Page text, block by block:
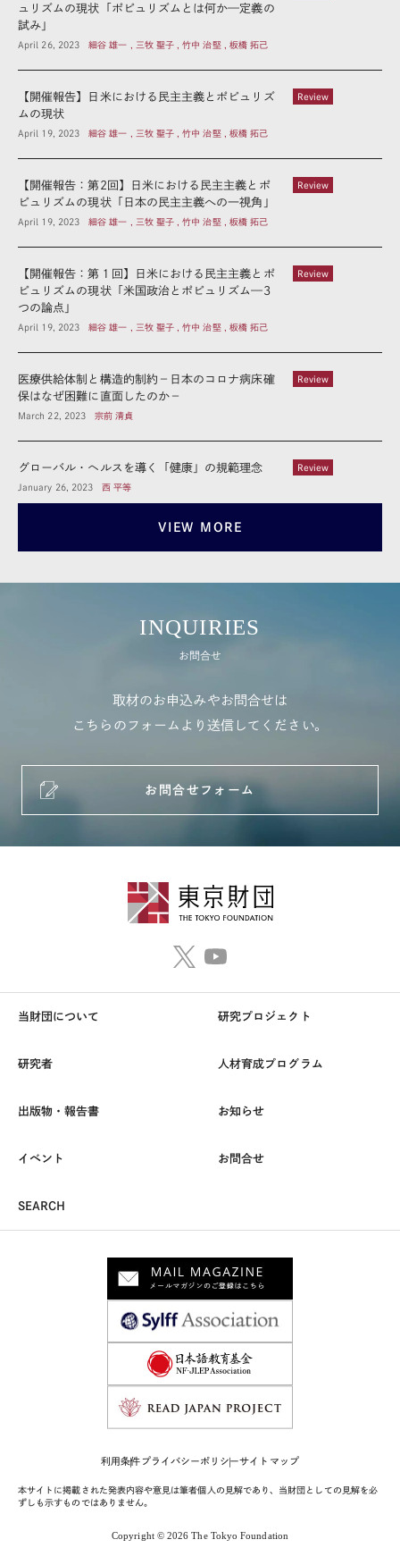
ュリズムの現状「ポピュリズムとは何か—定義の
試み」
April 26, 2023 細谷 雄一 , 三牧 聖子 , 竹中 治堅 , 板橋 拓己
Review
【開催報告】日米における民主主義とポピュリズ
ムの現状
April 19, 2023 細谷 雄一 , 三牧 聖子 , 竹中 治堅 , 板橋 拓己
Review
【開催報告：第2回】日米における民主主義とポ
ピュリズムの現状「日本の民主主義への一視角」
April 19, 2023 細谷 雄一 , 三牧 聖子 , 竹中 治堅 , 板橋 拓己
Review
【開催報告：第１回】日米における民主主義とポ
ピュリズムの現状「米国政治とポピュリズム—3
つの論点」
April 19, 2023 細谷 雄一 , 三牧 聖子 , 竹中 治堅 , 板橋 拓己
Review
医療供給体制と構造的制約－日本のコロナ病床確
保はなぜ困難に直面したのか－
March 22, 2023 宗前 清貞
Review
グローバル・ヘルスを導く「健康」の規範理念
January 26, 2023 西 平等
VIEW MORE
INQUIRIES
お問合せ
取材のお申込みやお問合せは
こちらのフォームより送信してください。
お問合せフォーム
当財団について 研究プロジェクト
研究者 人材育成プログラム
出版物・報告書 お知らせ
イベント お問合せ
SEARCH
利用条件プライバシーポリシーサイトマップ
本サイトに掲載された発表内容や意見は筆者個人の見解であり、当財団としての見解を必
ずしも示すものではありません。
Copyright © 2026 The Tokyo Foundation